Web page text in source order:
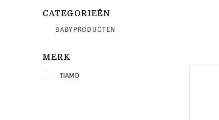
CATEGORIEËN
BABYPRODUCTEN
MERK
TIAMO